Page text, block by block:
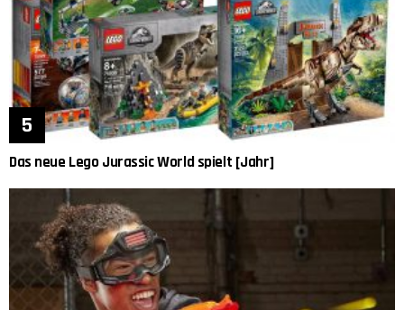
Das neue Lego Jurassic World spielt [Jahr]